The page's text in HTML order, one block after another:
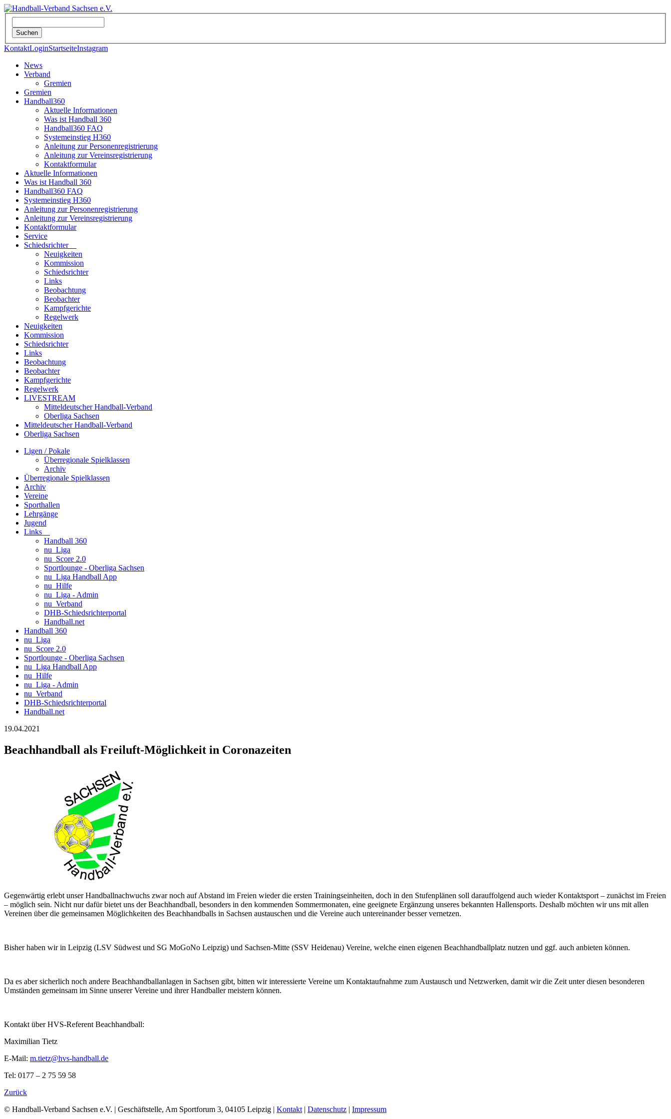
KontaktLoginStartseiteInstagram
News
Verband
Gremien
Gremien
Handball360
Aktuelle Informationen
Was ist Handball 360
Handball360 FAQ
Systemeinstieg H360
Anleitung zur Personenregistrierung
Anleitung zur Vereinsregistrierung
Kontaktformular
Aktuelle Informationen
Was ist Handball 360
Handball360 FAQ
Systemeinstieg H360
Anleitung zur Personenregistrierung
Anleitung zur Vereinsregistrierung
Kontaktformular
Service
Schiedsrichter
Neuigkeiten
Kommission
Schiedsrichter
Links
Beobachtung
Beobachter
Kampfgerichte
Regelwerk
Neuigkeiten
Kommission
Schiedsrichter
Links
Beobachtung
Beobachter
Kampfgerichte
Regelwerk
LIVESTREAM
Mitteldeutscher Handball-Verband
Oberliga Sachsen
Mitteldeutscher Handball-Verband
Oberliga Sachsen
Ligen / Pokale
Überregionale Spielklassen
Archiv
Überregionale Spielklassen
Archiv
Vereine
Sporthallen
Lehrgänge
Jugend
Links
Handball 360
nu_Liga
nu_Score 2.0
Sportlounge - Oberliga Sachsen
nu_Liga Handball App
nu_Hilfe
nu_Liga - Admin
nu_Verband
DHB-Schiedsrichterportal
Handball.net
Handball 360
nu_Liga
nu_Score 2.0
Sportlounge - Oberliga Sachsen
nu_Liga Handball App
nu_Hilfe
nu_Liga - Admin
nu_Verband
DHB-Schiedsrichterportal
Handball.net
19.04.2021
Beachhandball als Freiluft-Möglichkeit in Coronazeiten
Gegenwärtig erlebt unser Handballnachwuchs zwar noch auf Abstand im Freien wieder die ersten Trainingseinheiten, doch in den Stufenplänen soll darauffolgend auch wieder Kontaktsport – zunächst im Freien
– möglich sein. Nicht nur dafür bietet uns der Beachhandball, besonders in den kommenden Sommermonaten, eine geeignete Ergänzung unseres bekannten Hallensports. Deshalb möchten wir uns mit allen
Vereinen über die gemeinsamen Möglichkeiten des Beachhandballs in Sachsen austauschen und die Vereine auch untereinander besser vernetzen.
Bisher haben wir in Leipzig (LSV Südwest und SG MoGoNo Leipzig) und Sachsen-Mitte (SSV Heidenau) Vereine, welche einen eigenen Beachhandballplatz nutzen und ggf. auch anbieten können.
Da es aber sicherlich noch andere Beachhandballanlagen in Sachsen gibt, bitten wir interessierte Vereine um Kontaktaufnahme zum Austausch und Netzwerken, damit wir die Zeit unter diesen besonderen
Umständen gemeinsam im Sinne unserer Vereine und ihrer Handballer meistern können.
Kontakt über HVS-Referent Beachhandball:
Maximilian Tietz
E-Mail: m.tietz@hvs-handball.de
Tel: 0177 – 2 75 59 58
Zurück
© Handball-Verband Sachsen e.V. | Geschäftstelle, Am Sportforum 3, 04105 Leipzig | Kontakt| Datenschutz | Impressum